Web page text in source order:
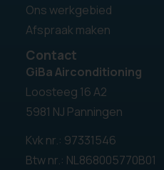
Contact
GiBa Airconditioning
Loosteeg 16 A2
5981 NJ Panningen
Kvk nr.: 97331546
Btw nr.: NL868005770B01
Ons werkgebied
Afspraak maken